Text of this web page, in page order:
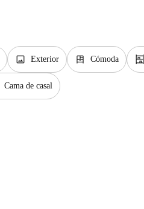
image Exterior dresser Cómoda shelves
Cama de casal